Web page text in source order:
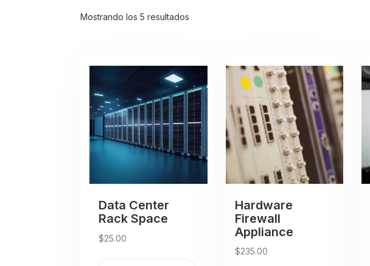
Mostrando los 5 resultados
Data Center
Rack Space
$25.00
Hardware
Firewall
Appliance
$235.00